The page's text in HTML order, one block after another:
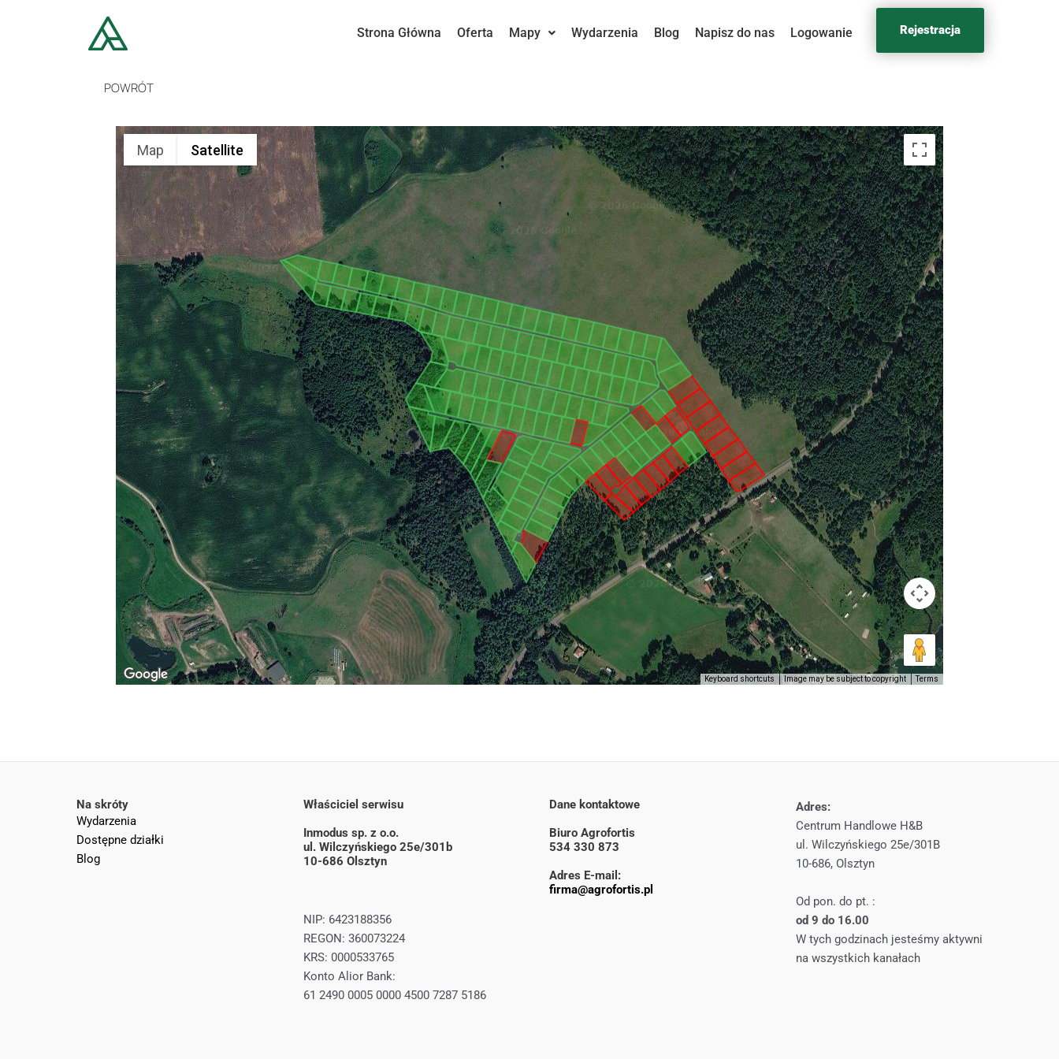
Strona Główna Oferta Mapy Wydarzenia Blog Napisz do nas Logowanie Rejestracja
POWRÓT
Na skróty
Wydarzenia
Dostępne działki
Blog
Właściciel serwisu
Inmodus sp. z o.o.
ul. Wilczyńskiego 25e/301b
10-686 Olsztyn
NIP: 6423188356
REGON: 360073224
KRS: 0000533765
Konto Alior Bank:
61 2490 0005 0000 4500 7287 5186
Dane kontaktowe
Biuro Agrofortis
534 330 873
Adres E-mail:
firma@agrofortis.pl
Adres:
Centrum Handlowe H&B
ul. Wilczyńskiego 25e/301B
10-686, Olsztyn
Od pon. do pt. :
od 9 do 16.00
W tych godzinach jesteśmy aktywni
na wszystkich kanałach